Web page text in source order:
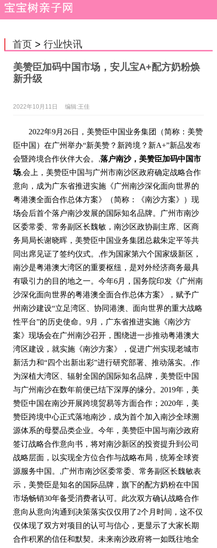
首页> 行业快讯
美赞臣加码中国市场，安儿宝A+配方奶粉焕
新升级
2022年10月11日 编辑:王佳
2022年9月26日，美赞臣中国业务集团（简称：美赞
臣中国）在广州举办“新美赞？新跨境？新A+”新品发布
会暨跨境合作伙伴大会。 ,落户南沙，美赞臣加码中国市
场,会上，美赞臣中国与广州市南沙区政府确定战略合作
意向，成为广东省推进实施《广州南沙深化面向世界的
粤港澳全面合作总体方案》（简称：《南沙方案》）现
场会后首个落户南沙发展的国际知名品牌。广州市南沙
区委常委、常务副区长魏敏，南沙区政协副主席、区商
务局局长谢晓晖，美赞臣中国业务集团总裁朱定平等共
同出席见证了签约仪式。 ,作为国家第六个国家级新区，
南沙是粤港澳大湾区的重要枢纽，是对外经济商务最具
有吸引力的目的地之一。今年6月，国务院印发《广州南
沙深化面向世界的粤港澳全面合作总体方案》，赋予广
州南沙建设“立足湾区、协同港澳、面向世界的重大战略
性平台”的历史使命。9月，广东省推进实施《南沙方
案》现场会在广州南沙召开，围绕进一步推动粤港澳大
湾区建设，就实施《南沙方案》，促进广州实现老城市
新活力和“四个出新出彩”进行研究部署、推动落实。 ,作
为深植大湾区、辐射全国的国际知名品牌，美赞臣中国
与广州南沙在数年前便已结下深厚的缘分。2019年，美
赞臣中国在南沙开展跨境贸易等方面合作；2020年，美
赞臣跨境中心正式落地南沙，成为首个加入南沙全球溯
源体系的母婴品类企业。今年，美赞臣中国与南沙政府
签订战略合作意向书，将对南沙新区的投资提升到公司
战略层面，以实现全方位合作与战略布局，统筹全球资
源服务中国。 ,广州市南沙区委常委、常务副区长魏敏表
示，美赞臣是知名的国际品牌，旗下的配方奶粉在中国
市场畅销30年备受消费者认可。此次双方确认战略合作
意向从意向沟通到决策落实仅仅用了2个月时间，这不仅
仅体现了双方对项目的认可与信心，更显示了大家长期
合作积累的信任和默契。未来南沙政府将一如既往地全